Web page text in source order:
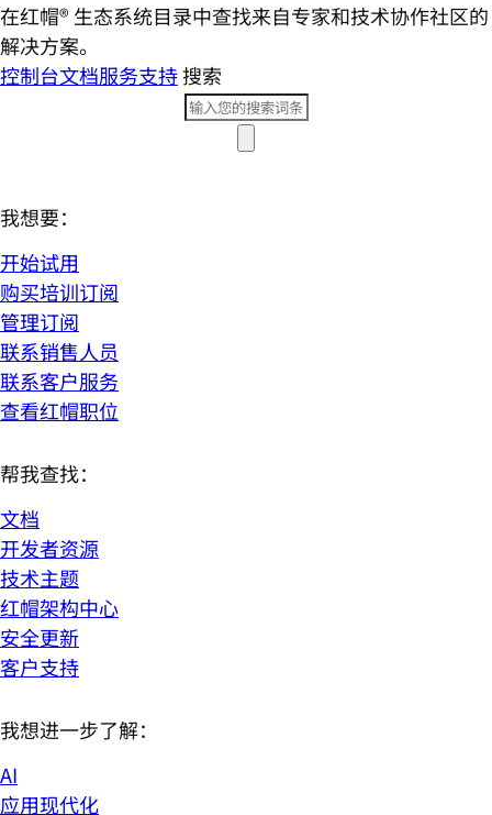
在红帽® 生态系统目录中查找来自专家和技术协作社区的
解决方案。
控制台文档服务支持搜索
我想要：
开始试用
购买培训订阅
管理订阅
联系销售人员
联系客户服务
查看红帽职位
帮我查找：
文档
开发者资源
技术主题
红帽架构中心
安全更新
客户支持
我想进一步了解：
AI
应用现代化